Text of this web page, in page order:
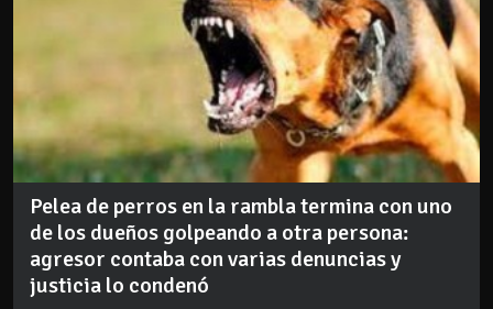
Pelea de perros en la rambla termina con uno
de los dueños golpeando a otra persona:
agresor contaba con varias denuncias y
justicia lo condenó